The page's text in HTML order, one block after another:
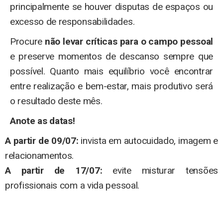
principalmente se houver disputas de espaços ou
excesso de responsabilidades.
Procure não levar críticas para o campo pessoal
e preserve momentos de descanso sempre que
possível. Quanto mais equilíbrio você encontrar
entre realização e bem-estar, mais produtivo será
o resultado deste mês.
Anote as datas!
A partir de 09/07: invista em autocuidado, imagem e
relacionamentos.
A partir de 17/07: evite misturar tensões
profissionais com a vida pessoal.